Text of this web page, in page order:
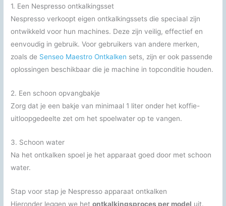
1. Een Nespresso ontkalkingsset
Nespresso verkoopt eigen ontkalkingssets die speciaal zijn
ontwikkeld voor hun machines. Deze zijn veilig, effectief en
eenvoudig in gebruik. Voor gebruikers van andere merken,
zoals de Senseo Maestro Ontkalken sets, zijn er ook passende
oplossingen beschikbaar die je machine in topconditie houden.
2. Een schoon opvangbakje
Zorg dat je een bakje van minimaal 1 liter onder het koffie-
uitloopgedeelte zet om het spoelwater op te vangen.
3. Schoon water
Na het ontkalken spoel je het apparaat goed door met schoon
water.
Stap voor stap je Nespresso apparaat ontkalken
Hieronder leggen we hetontkalkingsproces per model uit.